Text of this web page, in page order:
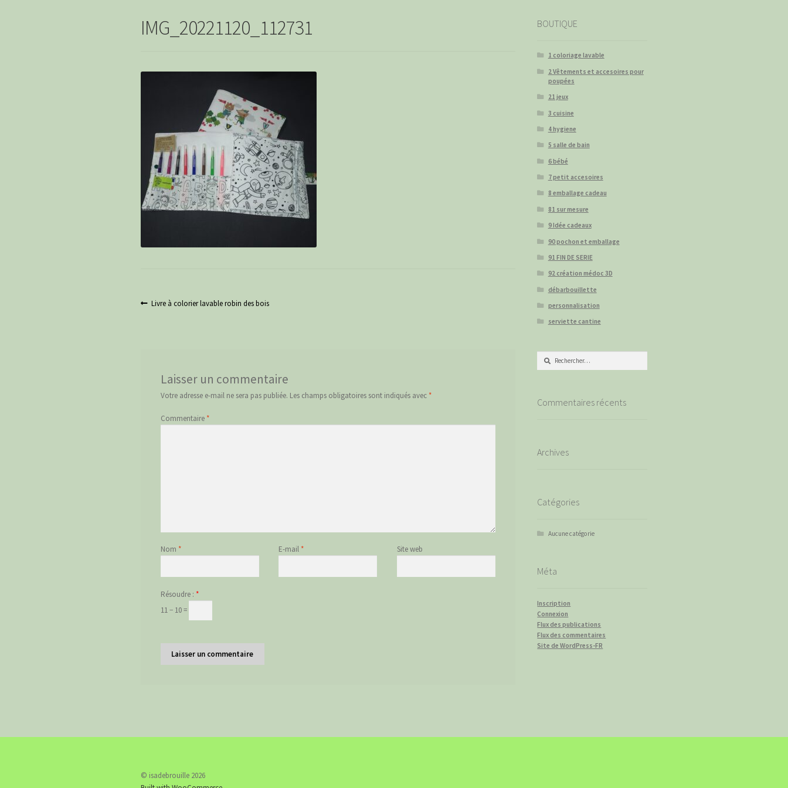
IMG_20221120_112731
Navigation
Article
Livre à colorier lavable robin des bois
Laisser un commentaire
Votre adresse e-mail ne sera pas publiée. Les champs obligatoires sont indiqués avec *
Commentaire *
Nom * E-mail * Site web
Résoudre : *
11 − 10 =
BOUTIQUE
1 coloriage lavable
2 Vêtements et accesoires pour
poupées
21 jeux
3 cuisine
4 hygiene
5 salle de bain
6 bébé
7 petit accesoires
8 emballage cadeau
81 sur mesure
9 Idée cadeaux
90 pochon et emballage
91 FIN DE SERIE
92 création médoc 3D
débarbouillette
personnalisation
serviette cantine
Commentaires récents
Archives
Catégories
Aucune catégorie
Méta
Inscription
Connexion
Flux des publications
Flux des commentaires
Site de WordPress-FR
© isadebrouille 2026